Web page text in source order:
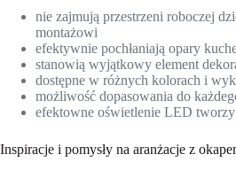
nie zajmują przestrzeni roboczej
montażowi
efektywnie pochłaniają opary
stanowią wyjątkowy element
dostępne w różnych kolorach i
możliwość dopasowania do
efektowne oświetlenie LED
Inspiracje i pomysły na aranżacje z